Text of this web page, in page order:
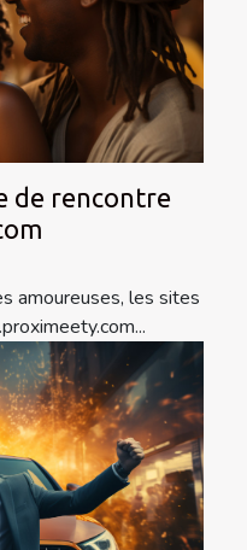
de rencontre
amoureuses, les sites